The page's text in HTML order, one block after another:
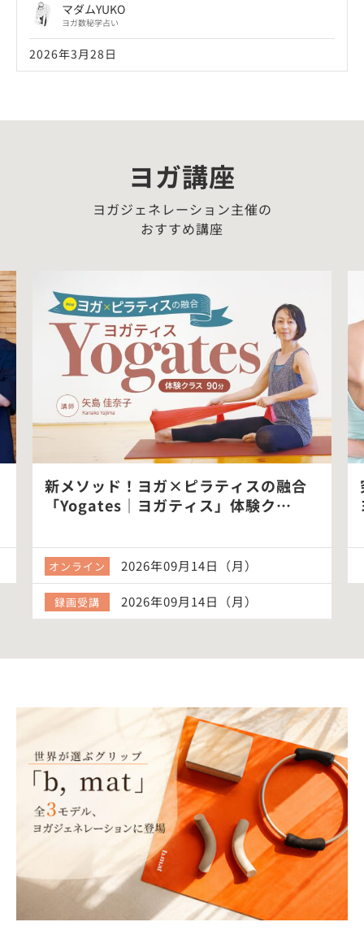
マダムYUKO
ヨガ数秘学占い
2026年3月28日
ヨガ講座
ヨガジェネレーション主催の
おすすめ講座
新メソッド！ヨガ×ピラティスの融合
「Yogates｜ヨガティス」体験ク…
オンライン 2026年09月14日（月）
録画受講 2026年09月14日（月）